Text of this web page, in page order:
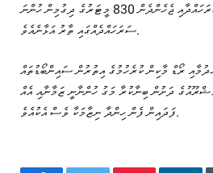
ފެށިގެން ލޯކަލް މާރުކޭޓު ސަރަހައްދާއި ޖެހެންދެން 830 މީޓަރުގެ ދިގުމިން ހުންނަ
ސަރަހައްދެއްގައި ތާރު އަޅާނެއެވެ.
ރޯޑް މާކިން ކުރެހުމުގެ އިތުރުން ސައިންބޯޑުތައް
ދަށުން ބިނާކުރާ މަގު ހުންނާނީ ޒަމާނާއި އެއް
ފަދައިން ފެން ހިންދާ ނިޒާމަކާ ވެސް އެކުއެވެ.